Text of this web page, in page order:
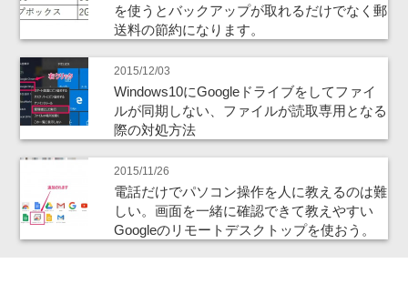
を使うとバックアップが取れるだけでなく郵
送料の節約になります。
2015/12/03
Windows10にGoogleドライブをしてファイ
ルが同期しない、ファイルが読取専用となる
際の対処方法
2015/11/26
電話だけでパソコン操作を人に教えるのは難
しい。画面を一緒に確認できて教えやすい
Googleのリモートデスクトップを使おう。